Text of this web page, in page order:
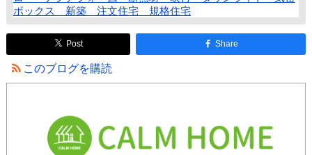
ボックス 新築 注文住宅 規格住宅
Post Share
このブログを購読